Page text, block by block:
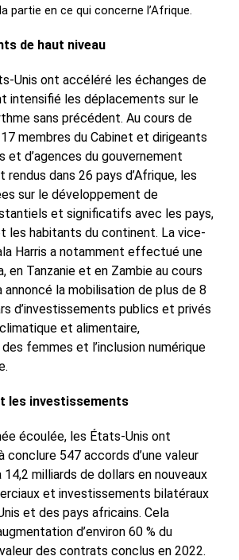
partie en ce qui concerne l’Afrique.
de haut niveau
Unis ont accéléré les échanges de
intensifié les déplacements sur le
sans précédent. Au cours de
17 membres du Cabinet et dirigeants
et d’agences du gouvernement
rendus dans 26 pays d’Afrique, les
sur le développement de
et significatifs avec les pays,
les habitants du continent. La vice-
Harris a notamment effectué une
en Tanzanie et en Zambie au cours
annoncé la mobilisation de plus de 8
d’investissements publics et privés
et alimentaire,
des femmes et l’inclusion numérique
les investissements
écoulée, les États-Unis ont
conclure 547 accords d’une valeur
milliards de dollars en nouveaux
et investissements bilatéraux
et des pays africains. Cela
d’environ 60 % du
des contrats conclus en 2022.